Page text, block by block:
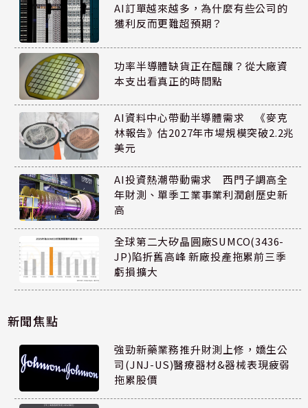
AI訂單越來越多，為什麼有些公司的
獲利反而更難超預期？
功率半導體缺貨正在醞釀？從大廠資
本支出看真正的時間點
AI資料中心帶動半導體需求 《麥克
林報告》估2027年市場規模突破2.2兆
美元
AI投資熱潮帶動需求 西門子調高全
年財測、單季工業事業利潤創歷史新
高
全球第二大矽晶圓廠SUMCO(3436-
JP)陷折舊高峰 新廠投產拖累前三季
虧損擴大
新聞焦點
強勁新藥業務推升財測上修，嬌生公
司(JNJ-US)醫療器材&器械表現疲弱
拖累股價